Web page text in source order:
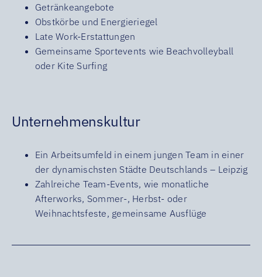
Getränkeangebote
Obstkörbe und Energieriegel
Late Work-Erstattungen
Gemeinsame Sportevents wie Beachvolleyball
oder Kite Surfing
Unternehmenskultur
Ein Arbeitsumfeld in einem jungen Team in einer
der dynamischsten Städte Deutschlands – Leipzig
Zahlreiche Team-Events, wie monatliche
Afterworks, Sommer-, Herbst- oder
Weihnachtsfeste, gemeinsame Ausflüge